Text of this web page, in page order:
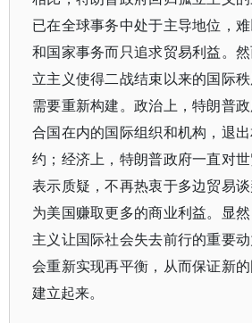
已在全球事务中处于主导地位，
和国家事务而只追求贸易利益。
立主义使得二战结束以来的国际
需要重新构建。政治上，特朗普
合国在内的国际组织和机构，退
约；经济上，特朗普政府一直对
表示质疑，不再热衷于多边贸易
为美国赚取更多的商业利益。显
主义让国际社会失去前行的重要
会重新实现再平衡，从而保证新
建立起来。